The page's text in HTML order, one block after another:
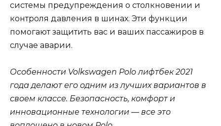
системы предупреждения о столкновении и
контроля давления в шинах. Эти функции
помогают защитить вас и ваших пассажиров в
случае аварии.
Особенности Volkswagen Polo лифтбек 2021
года делают его одним из лучших вариантов в
своем классе. Безопасность, комфорт и
инновационные технологии — все это